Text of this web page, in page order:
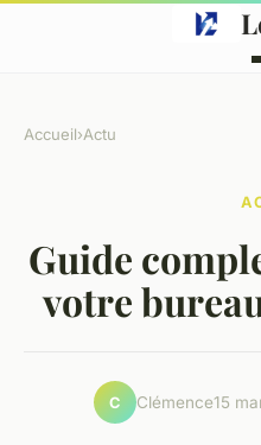
Accueil›Actu
Guide
votre
C Clémence15